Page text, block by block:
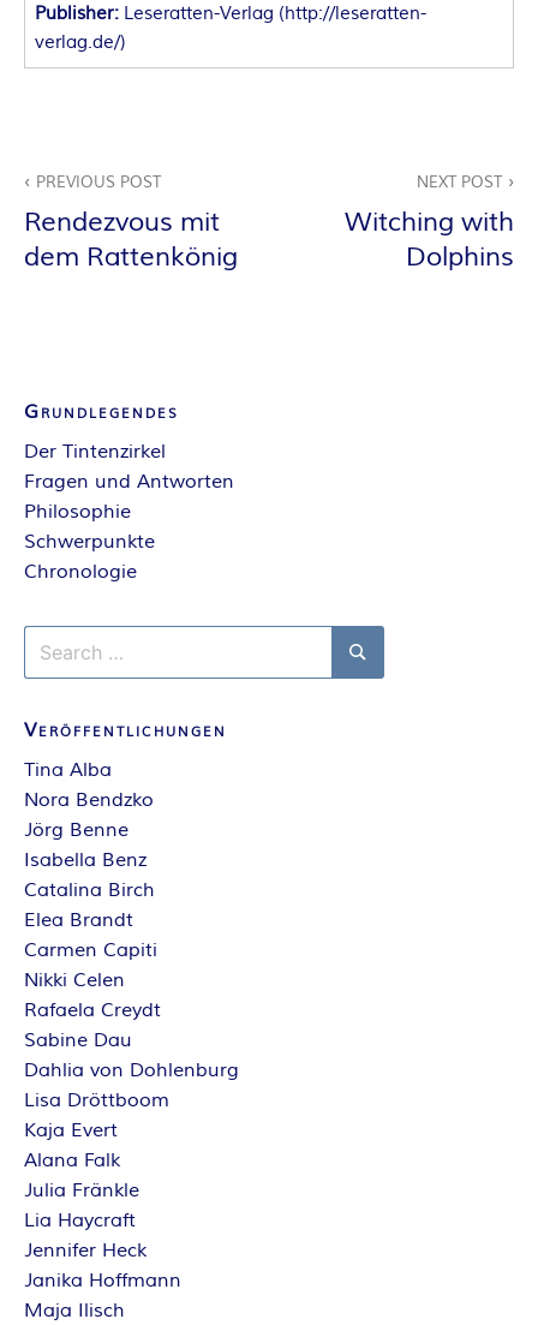
I
N
E
N
R
E
I
S
Publisher: Leseratten-Verlag (http://leseratten-
verlag.de/)
PREVIOUS POST
Rendezvous mit
dem Rattenkönig
NEXT POST
Witching with
Dolphins
Grundlegendes
Der Tintenzirkel
Fragen und Antworten
Philosophie
Schwerpunkte
Chronologie
Search
for:
Search
Veröffentlichungen
Tina Alba
Nora Bendzko
Jörg Benne
Isabella Benz
Catalina Birch
Elea Brandt
Carmen Capiti
Nikki Celen
Rafaela Creydt
Sabine Dau
Dahlia von Dohlenburg
Lisa Dröttboom
Kaja Evert
Alana Falk
Julia Fränkle
Lia Haycraft
Jennifer Heck
Janika Hoffmann
Maja Ilisch